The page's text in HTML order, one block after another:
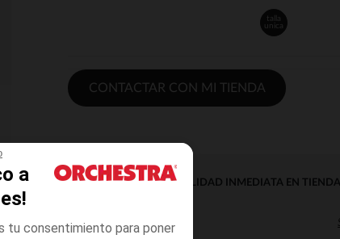
a
tu consentimiento para poner
talla
unica
CONTACTAR CON MI TIENDA
DISPONIBILIDAD INMEDIATA EN TIENDA